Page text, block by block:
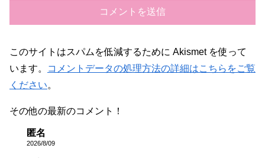
このサイトはスパムを低減するために Akismet を使って
います。
コメントデータの処理方法の詳細はこちらをご覧
ください。
その他の最新のコメント！
匿名
2026/8/09